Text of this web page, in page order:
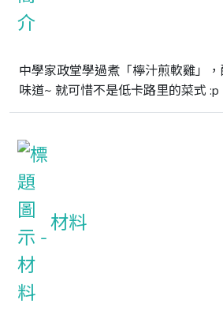
中學家政堂學過煮「檸汁煎軟雞」
味道~ 就可惜不是低卡路里的菜式 :p
材料